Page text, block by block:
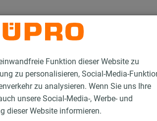
Funktion dieser Website zu
zu personalisieren, Social-Media-
zu analysieren. Wenn Sie uns Ihre
unsere Social-Media-, Werbe- und
dieser Website informieren.
Rohrschlaufen Typ EHS